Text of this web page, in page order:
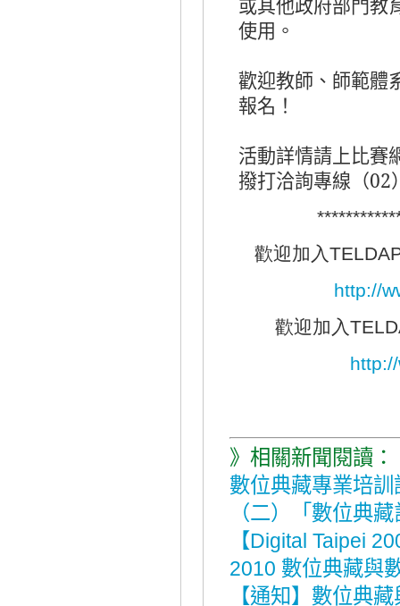
使用。
歡迎教師、師範體
報名！
活動詳情請上比賽
撥打洽詢專線（02
歡迎加入
http://
歡迎加入
》相關新聞閱讀：
數位典藏專業培
（二）「數位典
【Digital Taipei
2010 數位典藏與
【通知】數位典